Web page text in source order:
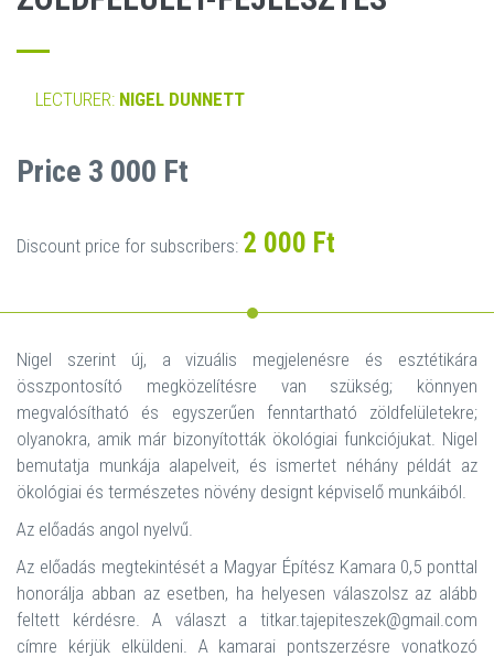
LECTURER: NIGEL DUNNETT
Price 3 000 Ft
Discount price for subscribers: 2 000 Ft
Nigel szerint új, a vizuális megjelenésre és esztétikára
összpontosító megközelítésre van szükség; könnyen
megvalósítható és egyszerűen fenntartható zöldfelületekre;
olyanokra, amik már bizonyították ökológiai funkciójukat. Nigel
bemutatja munkája alapelveit, és ismertet néhány példát az
ökológiai és természetes növény designt képviselő munkáiból.
Az előadás angol nyelvű.
Az előadás megtekintését a Magyar Építész Kamara 0,5 ponttal
honorálja abban az esetben, ha helyesen válaszolsz az alább
feltett kérdésre. A választ a titkar.tajepiteszek@gmail.com
címre kérjük elküldeni. A kamarai pontszerzésre vonatkozó